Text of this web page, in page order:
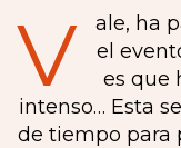
V
ale, ha
el
es que
intenso… Esta
de tiempo para